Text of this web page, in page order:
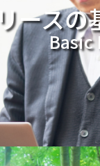
リース
Basic